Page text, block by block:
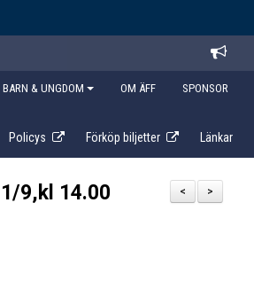
BARN & UNGDOM OM ÄFF SPONSOR
Policys Förköp biljetter Länkar
>
<
9,kl 14.00